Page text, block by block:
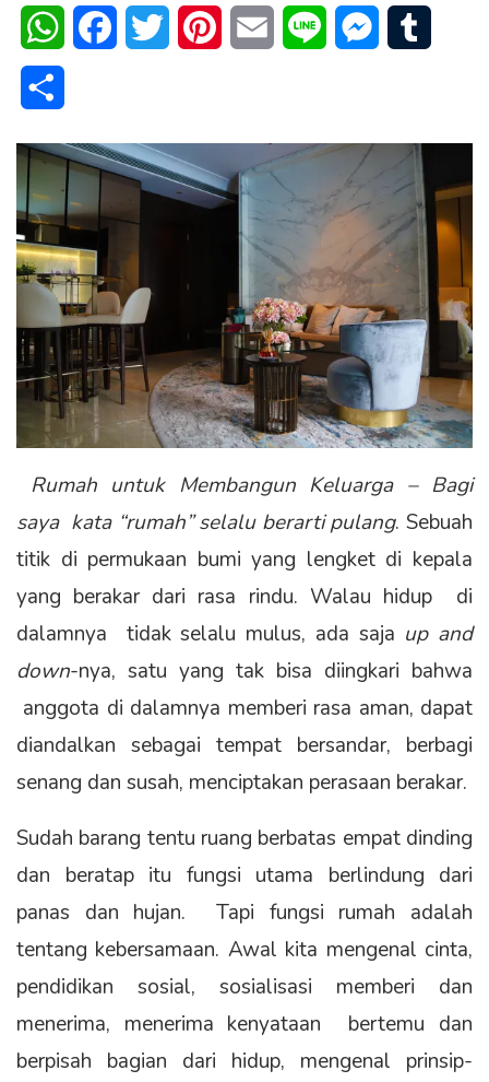
WhatsAppFacebookTwitter PinterestEmail Line Messenger
Rumah untuk Membangun Keluarga – Bagi
saya kata “rumah” selalu berarti pulang. Sebuah
titik di permukaan bumi yang lengket di kepala
yang berakar dari rasa rindu. Walau hidup di
dalamnya tidak selalu mulus, ada saja up and
down-nya, satu yang tak bisa diingkari bahwa
anggota di dalamnya memberi rasa aman, dapat
diandalkan sebagai tempat bersandar, berbagi
senang dan susah, menciptakan perasaan berakar.
Sudah barang tentu ruang berbatas empat dinding
dan beratap itu fungsi utama berlindung dari
panas dan hujan. Tapi fungsi rumah adalah
tentang kebersamaan. Awal kita mengenal cinta,
pendidikan sosial, sosialisasi memberi dan
menerima, menerima kenyataan bertemu dan
berpisah bagian dari hidup, mengenal prinsip-